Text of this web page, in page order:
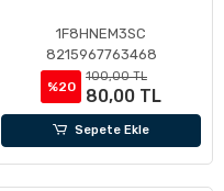
1F8HNEM3SC
8215967763468
%20
100,00 TL
80,00 TL
Sepete Ekle